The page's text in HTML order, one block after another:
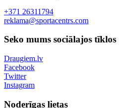
+371 26311794
reklama@sportacentrs.com
Seko mums sociālajos tīklos
Draugiem.lv
Facebook
Twitter
Instagram
Noderīgas lietas